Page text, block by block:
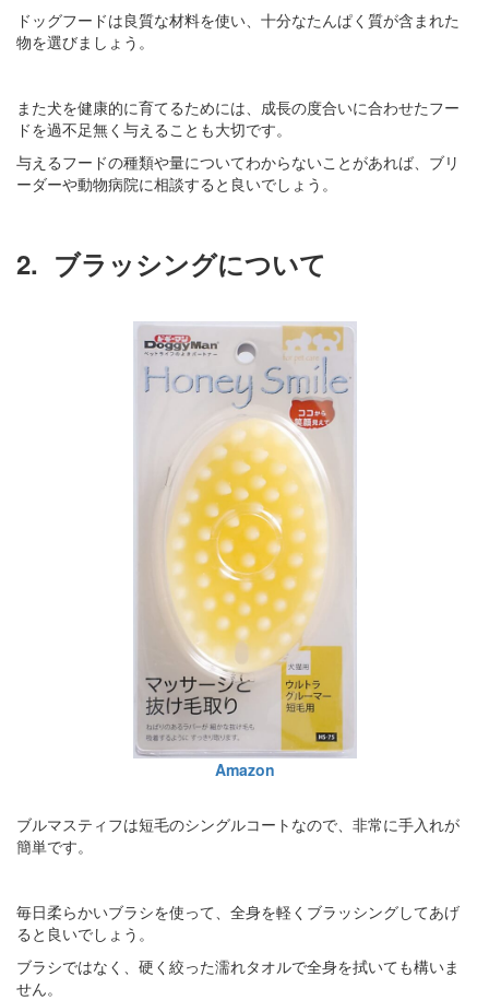
ドッグフードは良質な材料を使い、十分なたんぱく質が含まれた
物を選びましょう。
また犬を健康的に育てるためには、成長の度合いに合わせたフー
ドを過不足無く与えることも大切です。
与えるフードの種類や量についてわからないことがあれば、ブリ
ーダーや動物病院に相談すると良いでしょう。
2. ブラッシングについて
Amazon
ブルマスティフは短毛のシングルコートなので、非常に手入れが
簡単です。
毎日柔らかいブラシを使って、全身を軽くブラッシングしてあげ
ると良いでしょう。
ブラシではなく、硬く絞った濡れタオルで全身を拭いても構いま
せん。